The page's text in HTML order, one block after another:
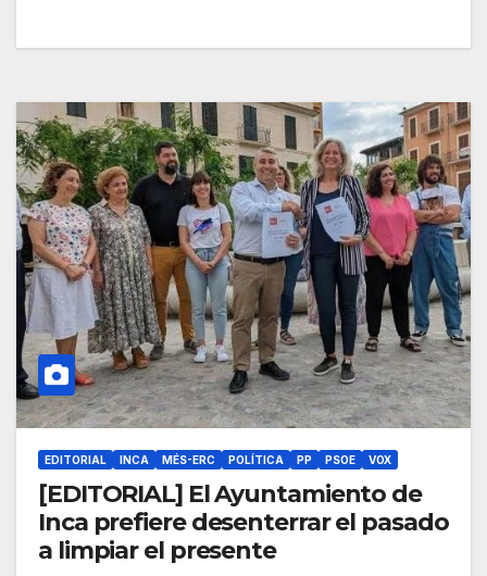
EDITORIAL INCA MÉS-ERC POLÍTICA PP PSOE VOX
[EDITORIAL] El Ayuntamiento de
Inca prefiere desenterrar el pasado
a limpiar el presente